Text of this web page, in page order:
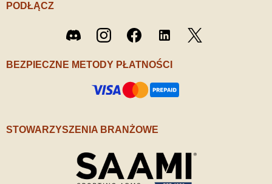
PODŁĄCZ
Discord Instagram Facebook LinkedIn
BEZPIECZNE METODY PŁATNOŚCI
STOWARZYSZENIA BRANŻOWE